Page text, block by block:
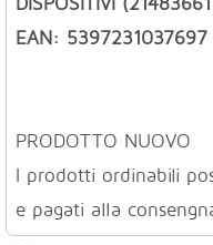
EAN: 5397231037697
PRODOTTO NUOVO
I prodotti ordinabili
e pagati alla